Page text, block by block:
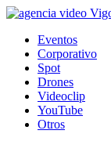
Eventos
Corporativo
Spot
Drones
Videoclip
YouTube
Otros